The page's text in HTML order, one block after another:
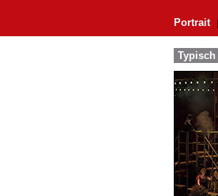
Portrait
Typisch